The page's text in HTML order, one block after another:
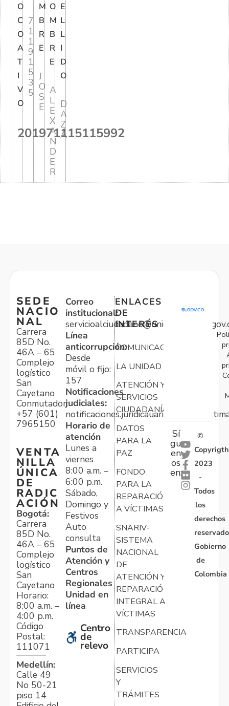
O
C
O
A
T
I
V
O
201971115115992
7
1
1
9
1
5
3
5
M
B
R
E
J
O
S
E
O
M
B
R
E
A
L
E
X
A
N
D
E
R
E
L
L
I
D
O
D
A
Z
A
SEDE
NACIO
NAL
Carrera
85D No.
46A – 65
Complejo
logístico
San
Cayetano
Conmutador:
+57 (601)
7965150
VENTA
NILLA
ÚNICA
DE
RADIC
ACIÓN
Bogotá:
Carrera
85D No.
46A – 65
Complejo
logístico
San
Cayetano
Horario:
8:00 a.m. –
4:00 p.m.
Código
Postal:
111071
Medellín:
Calle 49
No 50-21
piso 14
Correo
institucional:
Línea
anticorrupción:
Desde
móvil o fijo:
157
Notificaciones
judiciales:
Horario de
atención
Lunes a
viernes
8:00 a.m. –
6:00 p.m.
Sábado,
Domingo y
Festivos
Auto
consulta
Puntos de
Atención y
Centros
Regionales
Unidad en
línea
Centro
de
relevo
ENLACES
DE
INTERÉS
COMUNICACIONES
LA UNIDAD
ATENCIÓN Y
SERVICIOS
CIUDADANÍA
DATOS
PARA LA
PAZ
FONDO
PARA LA
REPARACIÓN
A VÍCTIMAS
SNARIV-
SISTEMA
NACIONAL
DE
ATENCIÓN Y
REPARACIÓN
INTEGRAL A
VÍCTIMAS
TRANSPARENCIA
PARTICIPA
SERVICIOS
Y
TRÁMITES
Sí
gu
en
os
en:
©
Copyrigth
2023
-
Todos
los
derechos
Gobierno
de
Colombia